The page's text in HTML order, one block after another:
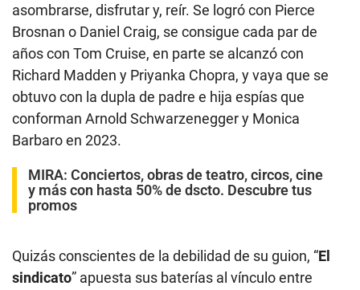
asombrarse, disfrutar y, reír. Se logró con Pierce
Brosnan o Daniel Craig, se consigue cada par de
años con Tom Cruise, en parte se alcanzó con
Richard Madden y Priyanka Chopra, y vaya que se
obtuvo con la dupla de padre e hija espías que
conforman Arnold Schwarzenegger y Monica
Barbaro en 2023.
MIRA: Conciertos, obras de teatro, circos, cine
y más con hasta 50% de dscto. Descubre tus
promos
Quizás conscientes de la debilidad de su guion, “El
sindicato” apuesta sus baterías al vínculo entre